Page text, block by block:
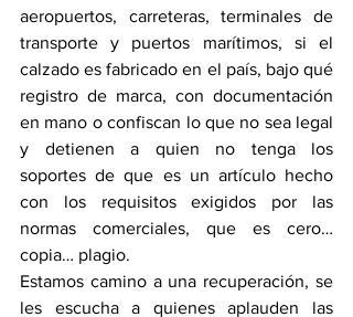
aeropuertos, carreteras, terminales de
transporte y puertos marítimos, si el
calzado es fabricado en el país, bajo qué
registro de marca, con documentación
en mano o confiscan lo que no sea legal
y detienen a quien no tenga los
soportes de que es un artículo hecho
con los requisitos exigidos por las
normas comerciales, que es cero…
copia… plagio.
Estamos camino a una recuperación, se
les escucha a quienes aplauden las